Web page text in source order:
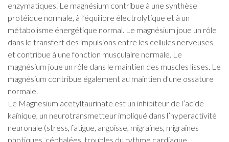
enzymatiques. Le magnésium contribue à une synthèse
protéique normale, à l’équilibre électrolytique et à un
métabolisme énergétique normal. Le magnésium joue un rôle
dans le transfert des impulsions entre les cellules nerveuses
et contribue à une fonction musculaire normale. Le
magnésium joue un rôle dans le maintien des muscles lisses. Le
magnésium contribue également au maintien d'une ossature
normale.
Le Magnesium acetyltaurinate est un inhibiteur de l’acide
kaïnique, un neurotransmetteur impliqué dans l’hyperactivité
neuronale (stress, fatigue, angoisse, migraines, migraines
photiques, céphalées, troubles du rythme cardiaque,